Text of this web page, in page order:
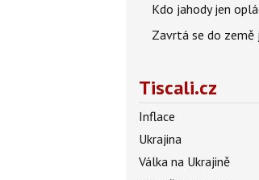
Kdo jahody jen
Zavrtá se do země
Tiscali.cz
Inflace
Ukrajina
Válka na Ukrajině